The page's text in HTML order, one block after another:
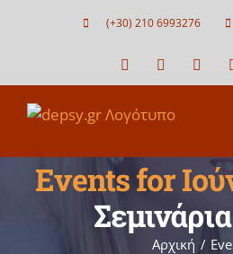
(+30) 210 6993276
Facebook
Events for
Αρχική